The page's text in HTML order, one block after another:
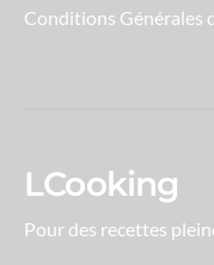
Conditions Générales
LCooking
Pour des recettes